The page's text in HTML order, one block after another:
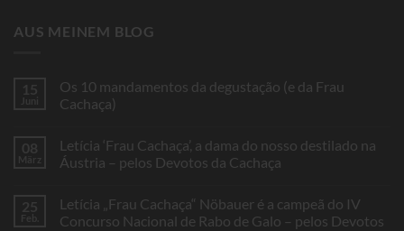
AUS MEINEM BLOG
15
Juni
Os 10 mandamentos da degustação (e da Frau
Cachaça)
Os
10
degustação
(e
da
08
März
Letícia ‘Frau Cachaça’, a dama do nosso destilado na
Áustria – pelos Devotos da Cachaça
Letícia
‘Frau
25
Feb.
Letícia „Frau Cachaça“ Nöbauer é a campeã do IV
Concurso Nacional de Rabo de Galo – pelos Devotos